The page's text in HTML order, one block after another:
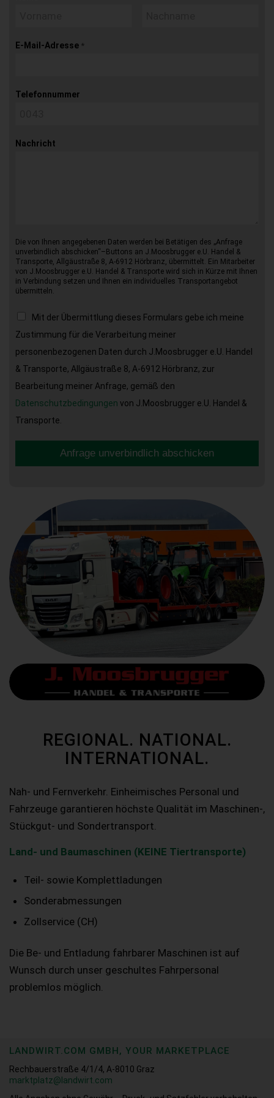
E-Mail-Adresse *
Telefonnummer
Nachricht
Die von Ihnen angegebenen Daten werden bei Betätigen des „Anfrage
unverbindlich abschicken“–Buttons an J.Moosbrugger e.U. Handel &
Transporte, Allgäustraße 8, A-6912 Hörbranz, übermittelt. Ein Mitarbeiter
von J.Moosbrugger e.U. Handel & Transporte wird sich in Kürze mit Ihnen
in Verbindung setzen und Ihnen ein individuelles Transportangebot
übermitteln.
Mit der Übermittlung dieses Formulars gebe ich meine
Zustimmung für die Verarbeitung meiner
personenbezogenen Daten durch J.Moosbrugger e.U. Handel
& Transporte, Allgäustraße 8, A-6912 Hörbranz, zur
Bearbeitung meiner Anfrage, gemäß den
Datenschutzbedingungen von J.Moosbrugger e.U. Handel &
Transporte.
Anfrage unverbindlich abschicken
REGIONAL. NATIONAL.
INTERNATIONAL.
Nah- und Fernverkehr. Einheimisches Personal und
Fahrzeuge garantieren höchste Qualität im Maschinen-,
Stückgut- und Sondertransport.
Land- und Baumaschinen (KEINE Tiertransporte)
Teil- sowie Komplettladungen
Sonderabmessungen
Zollservice (CH)
Die Be- und Entladung fahrbarer Maschinen ist auf
Wunsch durch unser geschultes Fahrpersonal
problemlos möglich.
LANDWIRT.COM GMBH, YOUR MARKETPLACE
Rechbauerstraße 4/1/4, A-8010 Graz
marktplatz@landwirt.com